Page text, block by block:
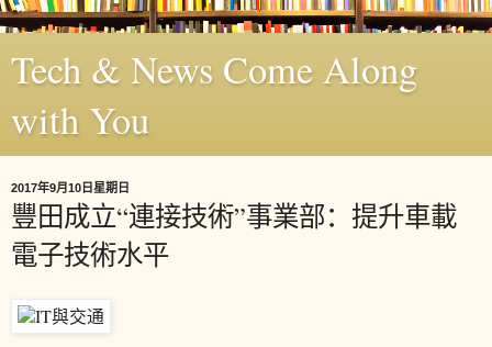
Tech & News Come Along
with You
2017年9月10日星期日
豐田成立“連接技術”事業部：提升車載
電子技術水平